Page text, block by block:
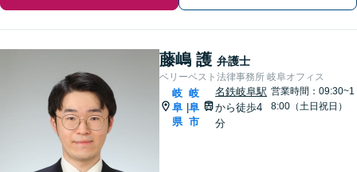
藤嶋 護 弁護士
ベリーベスト法律事務所 岐阜オフィス
岐
阜
県
岐
阜
市
名鉄岐阜駅
から徒歩4
分
営業時間：09:30~1
8:00（土日祝日）